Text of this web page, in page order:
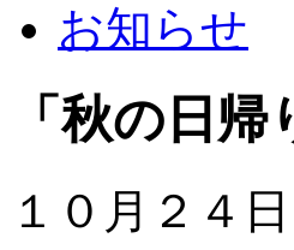
お知らせ
「秋の日
１０月２４